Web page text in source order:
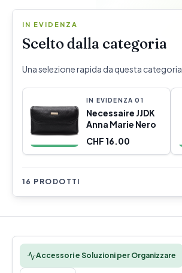
IN EVIDENZA
Scelto dalla categoria
Una selezione rapida da questa categoria.
IN EVIDENZA 0 1
Necessaire JJDK
Anna Marie Nero
CHF 16.00
16 PRODOTTI
Accessori e Soluzioni per Organizzare